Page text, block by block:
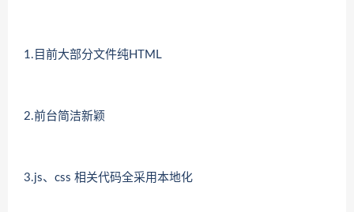
1.目前大部分文件纯HTML
2.前台简洁新颖
3.js、css 相关代码全采用本地化